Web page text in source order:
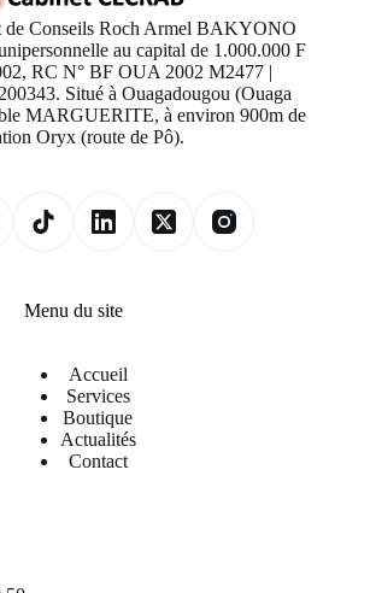
de Conseils Roch Armel BAKYONO
au capital de 1.000.000 F
RC N° BF OUA 2002 M2477 |
Situé à Ouagadougou (Ouaga
MARGUERITE, à environ 900m de
Oryx (route de Pô).
Menu du site
Accueil
Services
Boutique
Actualités
Contact